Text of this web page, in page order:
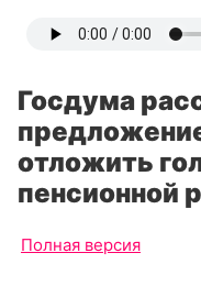
Госдума
отложить
пенсионной
Полная версия